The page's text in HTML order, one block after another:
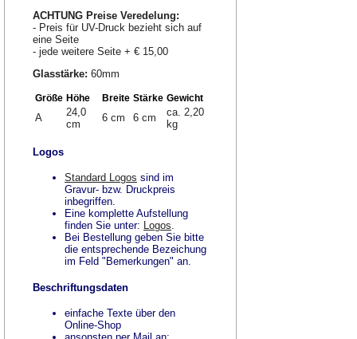
ACHTUNG Preise Veredelung:
- Preis für UV-Druck bezieht sich auf
eine Seite
- jede weitere Seite + € 15,00
Glasstärke: 60mm
Größe Höhe Breite Stärke Gewicht
A
24,0
cm
6 cm 6 cm
ca. 2,20
kg
Logos
Standard Logos sind im
Gravur- bzw. Druckpreis
inbegriffen.
Eine komplette Aufstellung
finden Sie unter: Logos.
Bei Bestellung geben Sie bitte
die entsprechende Bezeichung
im Feld "Bemerkungen" an.
Beschriftungsdaten
einfache Texte über den
Online-Shop